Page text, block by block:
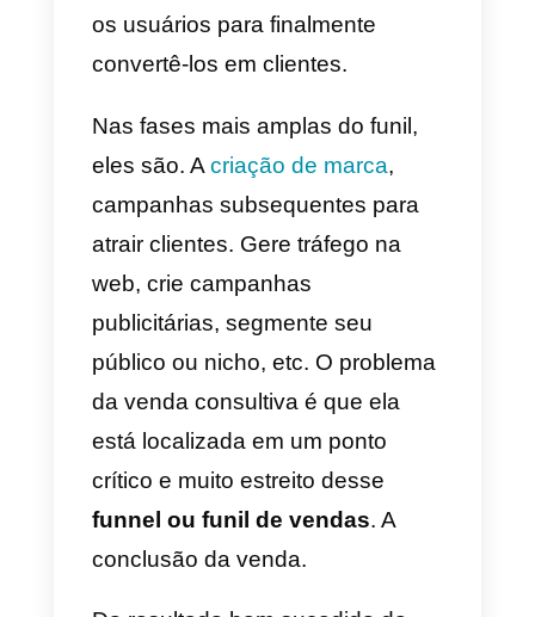
criatividade e engenhosidade
para identificar como um produto
é adequado para aquele cliente
específico.